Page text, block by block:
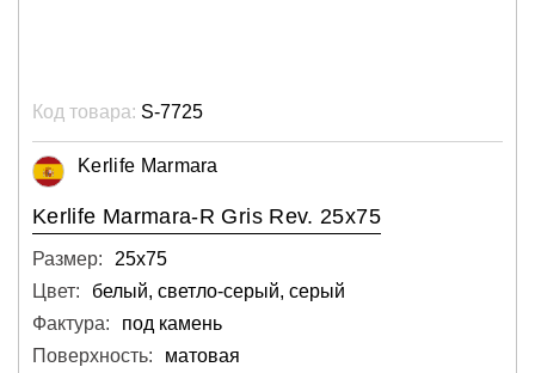
Код товара: S-7725
Kerlife Marmara
Kerlife Marmara-R Gris Rev. 25x75
Размер:
25х75
Цвет:
белый, светло-серый, серый
Фактура:
под камень
Поверхность:
матовая